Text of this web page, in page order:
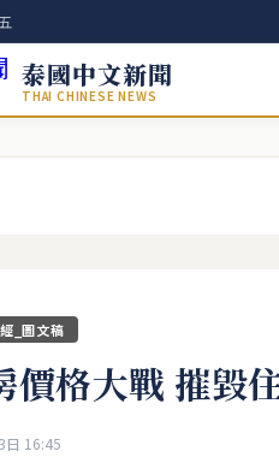
泰國中文新聞
THAI CHINESE NEWS
_圖文稿
價格大戰 摧毀
日 16:45